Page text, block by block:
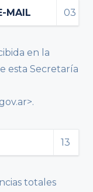
MAIL 03
en la
esta Secretaría
13
totales